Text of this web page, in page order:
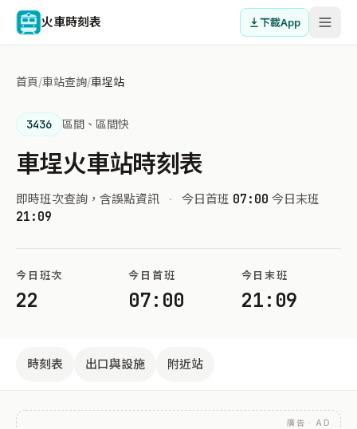
火車時刻表 下載App
首頁/車站查詢/車埕站
3436 區間、區間快
車埕火車站時刻表
即時班次查詢，含誤點資訊 · 今日首班 07:00 今日末班
21:09
今日班次
22
今日首班
07:00
今日末班
21:09
時刻表 出口與設施 附近站
廣告 · AD